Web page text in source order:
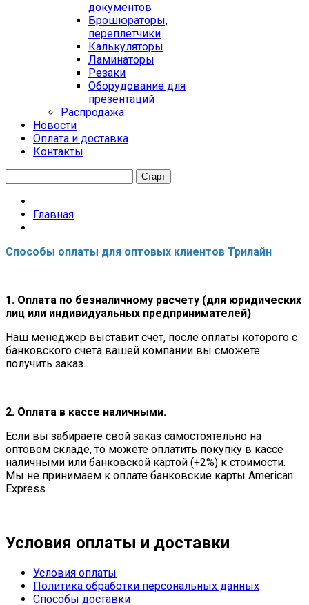
документов
Брошюраторы,
переплетчики
Калькуляторы
Ламинаторы
Резаки
Оборудование для
презентаций
Распродажа
Новости
Оплата и доставка
Контакты
Главная
Способы оплаты для оптовых клиентов Трилайн
1. Оплата по безналичному расчету (для юридических
лиц или индивидуальных предпринимателей)
Наш менеджер выставит счет, после оплаты которого с
банковского счета вашей компании вы сможете
получить заказ.
2. Оплата в кассе наличными.
Если вы забираете свой заказ самостоятельно на
оптовом складе, то можете оплатить покупку в кассе
наличными или банковской картой (+2%) к стоимости.
Мы не принимаем к оплате банковские карты American
Express.
Условия оплаты и доставки
Условия оплаты
Политика обработки персональных данных
Способы доставки